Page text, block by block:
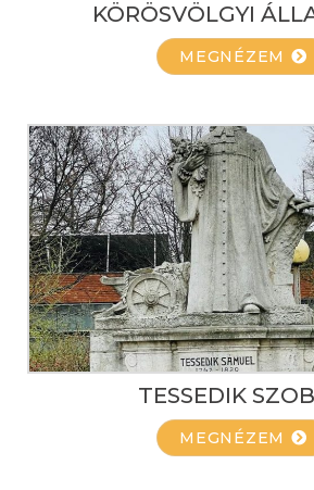
KÖRÖSVÖLGYI
MEGNÉZEM
TESSEDIK
MEGNÉZEM